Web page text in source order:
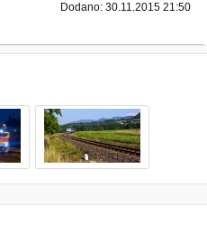
Dodano: 30.11.2015 21:50